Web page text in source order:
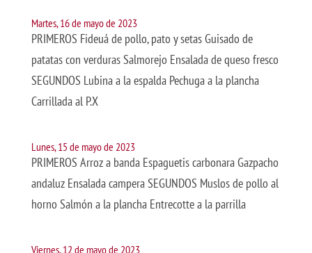
Martes, 16 de mayo de 2023
PRIMEROS Fideuá de pollo, pato y setas Guisado de
patatas con verduras Salmorejo Ensalada de queso fresco
SEGUNDOS Lubina a la espalda Pechuga a la plancha
Carrillada al P.X
Lunes, 15 de mayo de 2023
PRIMEROS Arroz a banda Espaguetis carbonara Gazpacho
andaluz Ensalada campera SEGUNDOS Muslos de pollo al
horno Salmón a la plancha Entrecotte a la parrilla
Viernes, 12 de mayo de 2023